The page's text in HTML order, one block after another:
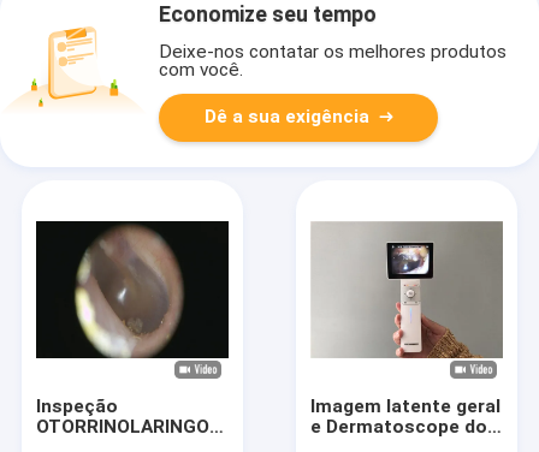
Economize seu tempo
Deixe-nos contatar os melhores produtos
com você.
Dê a sua exigência
Inspeção
OTORRINOLARINGOLÓGICA
Imagem latente geral
e Dermatoscope do